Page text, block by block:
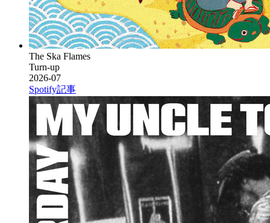
The Ska Flames
Turn-up
2026-07
Spotify記事